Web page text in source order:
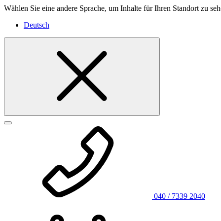
Wählen Sie eine andere Sprache, um Inhalte für Ihren Standort zu
Deutsch
040 / 7339 2040